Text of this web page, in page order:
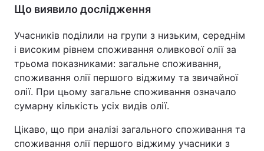
Що виявило дослідження
Учасників поділили на групи з низьким, середнім
і високим рівнем споживання оливкової олії за
трьома показниками: загальне споживання,
споживання олії першого віджиму та звичайної
олії. При цьому загальне споживання означало
сумарну кількість усіх видів олії.
Цікаво, що при аналізі загального споживання та
споживання олії першого віджиму учасники з